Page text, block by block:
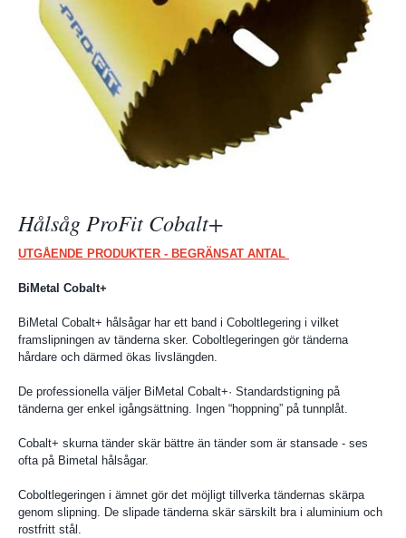
Hålsåg ProFit Cobalt+
UTGÅENDE PRODUKTER - BEGRÄNSAT ANTAL
BiMetal Cobalt+
BiMetal Cobalt+ hålsågar har ett band i Coboltlegering i vilket
framslipningen av tänderna sker. Coboltlegeringen gör tänderna
hårdare och därmed ökas livslängden.
De professionella väljer BiMetal Cobalt+· Standardstigning på
tänderna ger enkel igångsättning. Ingen “hoppning” på tunnplåt.
Cobalt+ skurna tänder skär bättre än tänder som är stansade - ses
ofta på Bimetal hålsågar.
Coboltlegeringen i ämnet gör det möjligt tillverka tändernas skärpa
genom slipning. De slipade tänderna skär särskilt bra i aluminium och
rostfritt stål.